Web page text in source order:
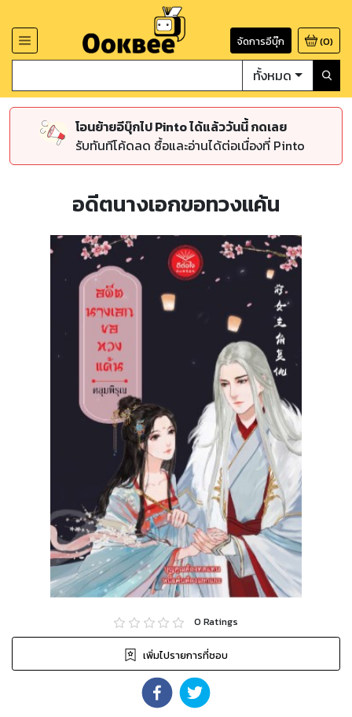
จัดการอีบุ๊ก (0)
ทั้งหมด
โอนย้ายอีบุ๊กไป Pinto ได้แล้ววันนี้ กดเลย
รับทันทีโค้ดลด ซื้อและอ่านได้ต่อเนื่องที่ Pinto
อดีตนางเอกขอทวงแค้น
0 Ratings
เพิ่มไปรายการที่ชอบ